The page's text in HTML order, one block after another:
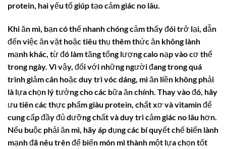
protein, hai yếu tố giúp tạo cảm giác no lâu.
Khi ăn mì, bạn có thể nhanh chóng cảm thấy đói trở lại, dẫn
đến việc ăn vặt hoặc tiêu thụ thêm thức ăn không lành
mạnh khác, từ đó làm tăng tổng lượng calo nạp vào cơ thể
trong ngày. Vì vậy, đối với những người đang trong quá
trình giảm cân hoặc duy trì vóc dáng, mì ăn liền không phải
là lựa chọn lý tưởng cho các bữa ăn chính. Thay vào đó, hãy
ưu tiên các thực phẩm giàu protein, chất xơ và vitamin để
cung cấp đầy đủ dưỡng chất và duy trì cảm giác no lâu hơn.
Nếu buộc phải ăn mì, hãy áp dụng các bí quyết chế biến lành
mạnh đã nêu trên để biến món mì thành một lựa chọn tốt